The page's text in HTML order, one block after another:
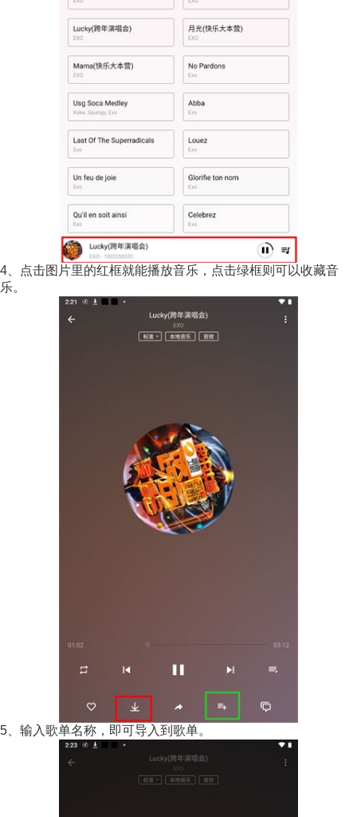
4、点击图片里的红框就能播放音乐，点击绿框则可以收藏音
乐。
5、输入歌单名称，即可导入到歌单。